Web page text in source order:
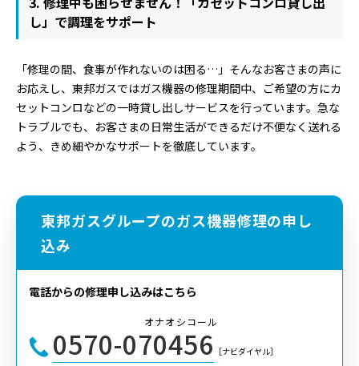
し」で調理をサポート
「修理の間、食事が作れないのは困る…」そんなお客さまの声に
お応えし、東邦ガスではガス機器の修理期間中、ご希望の方にカ
セットコンロなどの一時貸し出しサービスを行っています。急な
トラブルでも、お客さまの日常生活ができるだけ不便なく送れる
よう、きめ細やかなサポートを徹底しています。
東邦ガスグループのガス機器修理の申し
込み
電話からの修理申し込みはこちら
オナオシコール
0570-070456 ［ナビダイヤル］